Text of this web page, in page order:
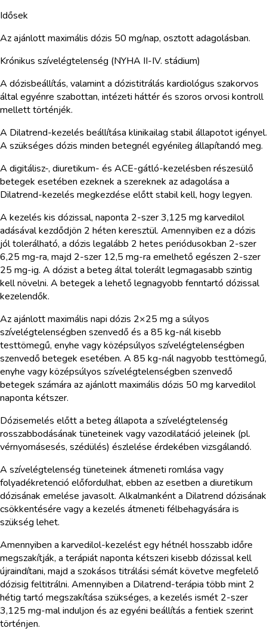
Idősek
Az ajánlott maximális dózis 50 mg/nap, osztott adagolásban.
Krónikus szívelégtelenség (NYHA II-IV. stádium)
A dózisbeállítás, valamint a dózistitrálás kardiológus szakorvos
által egyénre szabottan, intézeti háttér és szoros orvosi kontroll
mellett történjék.
A Dilatrend-kezelés beállítása klinikailag stabil állapotot igényel.
A szükséges dózis minden betegnél egyénileg állapítandó meg.
A digitálisz-, diuretikum- és ACE-gátló-kezelésben részesülő
betegek esetében ezeknek a szereknek az adagolása a
Dilatrend-kezelés megkezdése előtt stabil kell, hogy legyen.
A kezelés kis dózissal, naponta 2-szer 3,125 mg karvedilol
adásával kezdődjön 2 héten keresztül. Amennyiben ez a dózis
jól tolerálható, a dózis legalább 2 hetes periódusokban 2-szer
6,25 mg-ra, majd 2-szer 12,5 mg-ra emelhető egészen 2-szer
25 mg-ig. A dózist a beteg által tolerált legmagasabb szintig
kell növelni. A betegek a lehető legnagyobb fenntartó dózissal
kezelendők.
Az ajánlott maximális napi dózis 2×25 mg a súlyos
szívelégtelenségben szenvedő és a 85 kg-nál kisebb
testtömegű, enyhe vagy középsúlyos szívelégtelenségben
szenvedő betegek esetében. A 85 kg-nál nagyobb testtömegű,
enyhe vagy középsúlyos szívelégtelenségben szenvedő
betegek számára az ajánlott maximális dózis 50 mg karvedilol
naponta kétszer.
Dózisemelés előtt a beteg állapota a szívelégtelenség
rosszabbodásának tüneteinek vagy vazodilatáció jeleinek (pl.
vérnyomásesés, szédülés) észlelése érdekében vizsgálandó.
A szívelégtelenség tüneteinek átmeneti romlása vagy
folyadékretenció előfordulhat, ebben az esetben a diuretikum
dózisának emelése javasolt. Alkalmanként a Dilatrend dózisának
csökkentésére vagy a kezelés átmeneti félbehagyására is
szükség lehet.
Amennyiben a karvedilol-kezelést egy hétnél hosszabb időre
megszakítják, a terápiát naponta kétszeri kisebb dózissal kell
újraindítani, majd a szokásos titrálási sémát követve megfelelő
dózisig feltitrálni. Amennyiben a Dilatrend-terápia több mint 2
hétig tartó megszakítása szükséges, a kezelés ismét 2-szer
3,125 mg-mal induljon és az egyéni beállítás a fentiek szerint
történjen.